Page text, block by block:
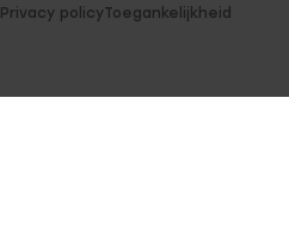
Privacy policyToegankelijkheid